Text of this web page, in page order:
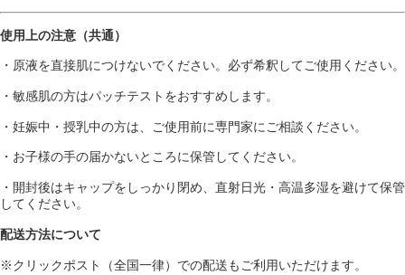
使用上の注意（共通）
・原液を直接肌につけないでください。必ず希釈してご使用ください。
・敏感肌の方はパッチテストをおすすめします。
・妊娠中・授乳中の方は、ご使用前に専門家にご相談ください。
・お子様の手の届かないところに保管してください。
・開封後はキャップをしっかり閉め、直射日光・高温多湿を避けて保管
してください。
配送方法について
※クリックポスト（全国一律）での配送もご利用いただけます。